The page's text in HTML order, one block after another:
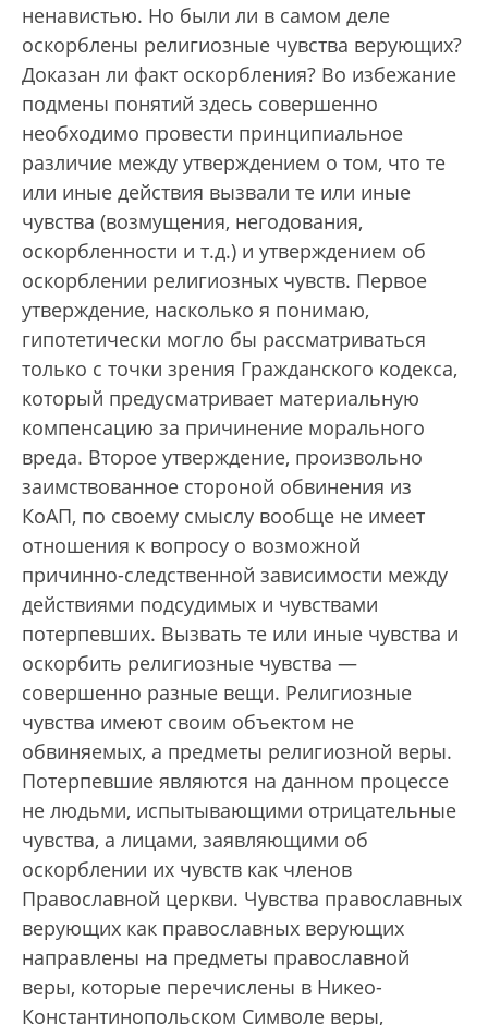
ненавистью. Но были ли в самом деле
оскорблены религиозные чувства верующих?
Доказан ли факт оскорбления? Во избежание
подмены понятий здесь совершенно
необходимо провести принципиальное
различие между утверждением о том, что те
или иные действия вызвали те или иные
чувства (возмущения, негодования,
оскорбленности и т.д.) и утверждением об
оскорблении религиозных чувств. Первое
утверждение, насколько я понимаю,
гипотетически могло бы рассматриваться
только с точки зрения Гражданского кодекса,
который предусматривает материальную
компенсацию за причинение морального
вреда. Второе утверждение, произвольно
заимствованное стороной обвинения из
КоАП, по своему смыслу вообще не имеет
отношения к вопросу о возможной
причинно-следственной зависимости между
действиями подсудимых и чувствами
потерпевших. Вызвать те или иные чувства и
оскорбить религиозные чувства —
совершенно разные вещи. Религиозные
чувства имеют своим объектом не
обвиняемых, а предметы религиозной веры.
Потерпевшие являются на данном процессе
не людьми, испытывающими отрицательные
чувства, а лицами, заявляющими об
оскорблении их чувств как членов
Православной церкви. Чувства православных
верующих как православных верующих
направлены на предметы православной
веры, которые перечислены в Никео-
Константинопольском Символе веры,